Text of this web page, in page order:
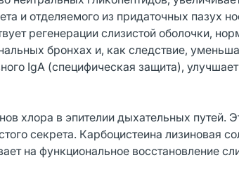
и отделяемого из придаточных пазух
регенерации слизистой оболочки,
бронхах и, как следствие,
IgA (специфическая защита), улучшает
хлора в эпителии дыхательных путей.
секрета. Карбоцистеина лизиновая
на функциональное восстановление